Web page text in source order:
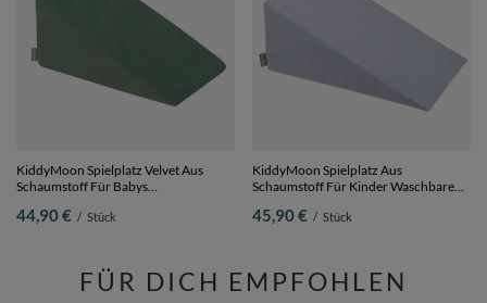
KiddyMoon Spielplatz Velvet Aus
Schaumstoff Für Babys
EU, waldgrün, Multi-Größe
44,90 € / Stück
KiddyMoon Spielplatz Aus
Schaumstoff Für Kinder Waschbare
45,90 € / Stück
FÜR DICH EMPFOHLEN